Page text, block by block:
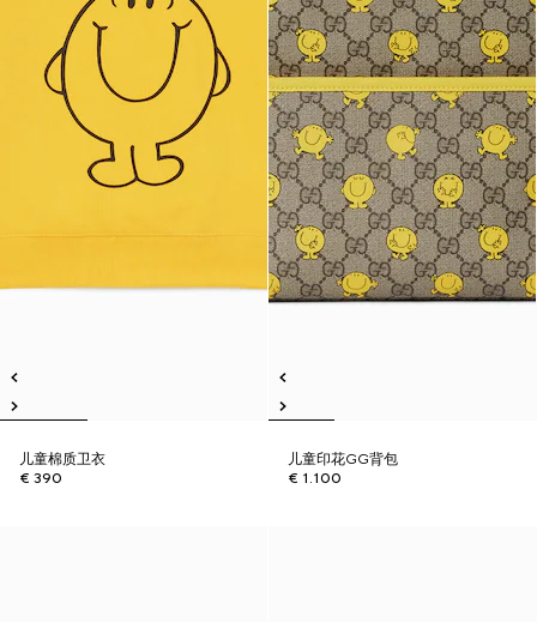
儿童棉质卫衣
€ 390
儿童印花GG背包
€ 1.100